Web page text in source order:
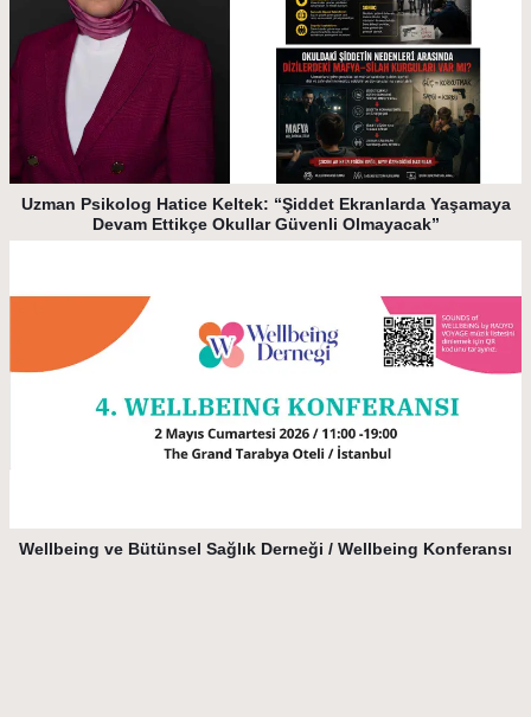
Uzman Psikolog Hatice Keltek: “Şiddet Ekranlarda Yaşamaya
Devam Ettikçe Okullar Güvenli Olmayacak”
Wellbeing ve Bütünsel Sağlık Derneği / Wellbeing Konferansı